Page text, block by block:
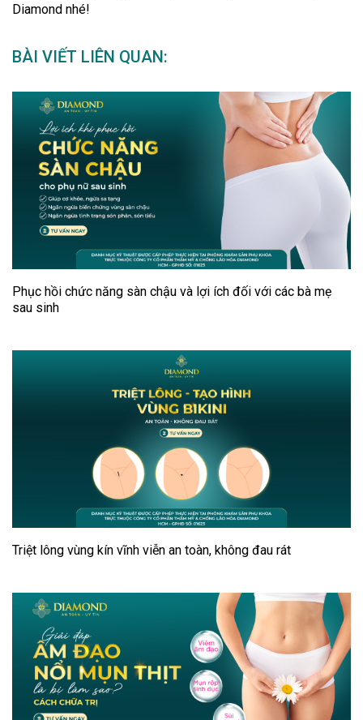
Diamond nhé!
BÀI VIẾT LIÊN QUAN:
Phục hồi chức năng sàn chậu và lợi ích đối với các bà mẹ
sau sinh
Triệt lông vùng kín vĩnh viễn an toàn, không đau rát